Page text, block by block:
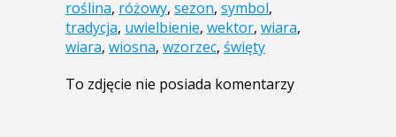
roślina, różowy, sezon, symbol,
tradycja, uwielbienie, wektor, wiara,
wiara, wiosna, wzorzec, święty
To zdjęcie nie posiada komentarzy